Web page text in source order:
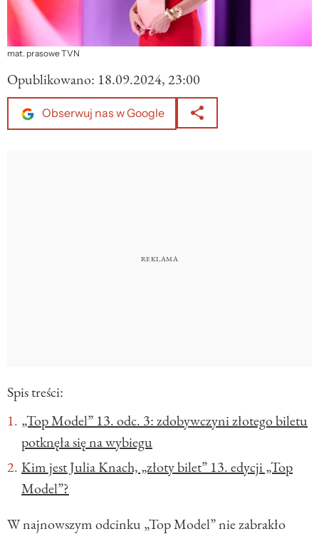
mat. prasowe TVN
Opublikowano: 18.09.2024, 23:00
Obserwuj nas w Google
Spis treści:
„Top Model” 13. odc. 3: zdobywczyni złotego biletu
potknęła się na wybiegu
Kim jest Julia Knach, „złoty bilet” 13. edycji „Top
Model”?
W najnowszym odcinku „Top Model” nie zabrakło